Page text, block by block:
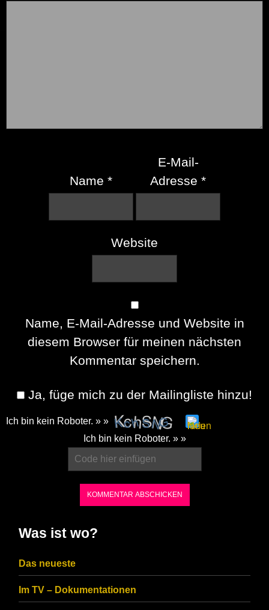
Name *
E-Mail-
Adresse*
Website
Name, E-Mail-Adresse und Website in
diesem Browser für meinen nächsten
Kommentar speichern.
Ja, füge mich zu der Mailingliste hinzu!
Ich bin kein Roboter. » »
CAPTCHA
ensure
Ich bin kein Roboter. » »
Was ist wo?
Das neueste
Im TV – Dokumentationen